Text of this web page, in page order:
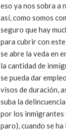
eso ya nos sobra a
así, como somos
seguro que hay
para cubrir con
se abre la veda en
la cantidad de
se pueda dar
visos de duración,
suba la
por los inmigrantes
paro), cuando se